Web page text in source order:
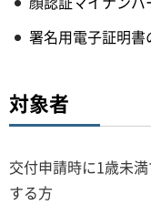
署名用電子証明書
対象者
交付申請時に1歳未
する方